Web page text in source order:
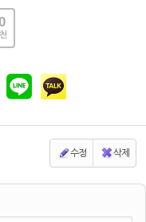
수정 삭제